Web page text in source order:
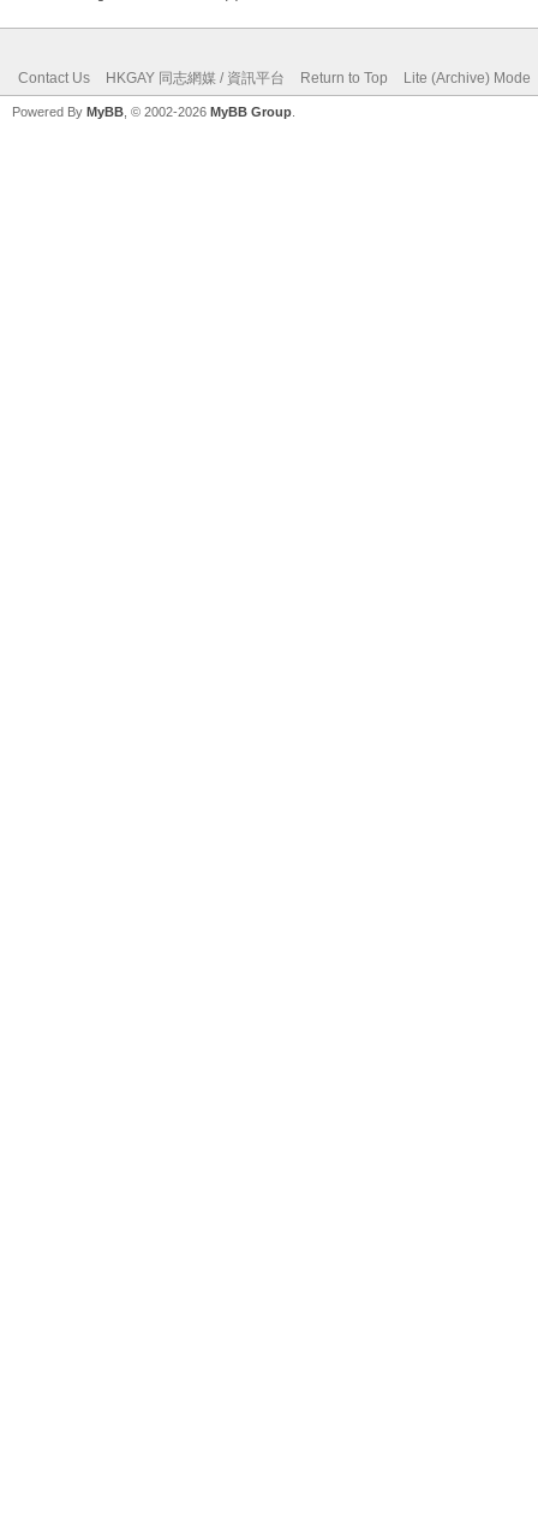
Contact Us HKGAY 同志網媒 / 資訊平台 Return to Top Lite (Archive) Mode
Powered By MyBB , © 2002-2026 MyBB Group